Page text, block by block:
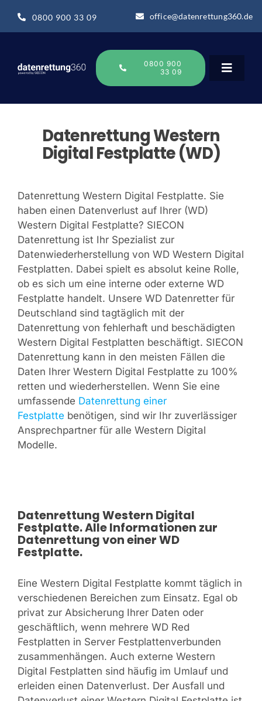
Inhalt
0800 900 33 09 office@datenrettung360.de
Toggle
Über uns
Datenrettung-Wissen
Online Sofort Analyse
0800 900
33 09
Datenrettung Western
Digital Festplatte (WD)
Datenrettung Western Digital Festplatte. Sie
haben einen Datenverlust auf Ihrer (WD)
Western Digital Festplatte? SIECON
Datenrettung ist Ihr Spezialist zur
Datenwiederherstellung von WD Western Digital
Festplatten. Dabei spielt es absolut keine Rolle,
ob es sich um eine interne oder externe WD
Festplatte handelt. Unsere WD Datenretter für
Deutschland sind tagtäglich mit der
Datenrettung von fehlerhaft und beschädigten
Western Digital Festplatten beschäftigt. SIECON
Datenrettung kann in den meisten Fällen die
Daten Ihrer Western Digital Festplatte zu 100%
retten und wiederherstellen. Wenn Sie eine
umfassende Datenrettung einer
Festplatte benötigen, sind wir Ihr zuverlässiger
Ansprechpartner für alle Western Digital
Modelle.
Datenrettung Western Digital
Festplatte. Alle Informationen zur
Datenrettung von einer WD
Festplatte.
Eine Western Digital Festplatte kommt täglich in
verschiedenen Bereichen zum Einsatz. Egal ob
privat zur Absicherung Ihrer Daten oder
geschäftlich, wenn mehrere WD Red
Festplatten in Server Festplattenverbunden
zusammenhängen. Auch externe Western
Digital Festplatten sind häufig im Umlauf und
erleiden einen Datenverlust. Der Ausfall und